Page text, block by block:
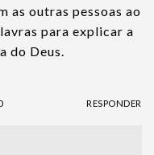
as outras pessoas ao
para explicar a
do Deus.
RESPONDER